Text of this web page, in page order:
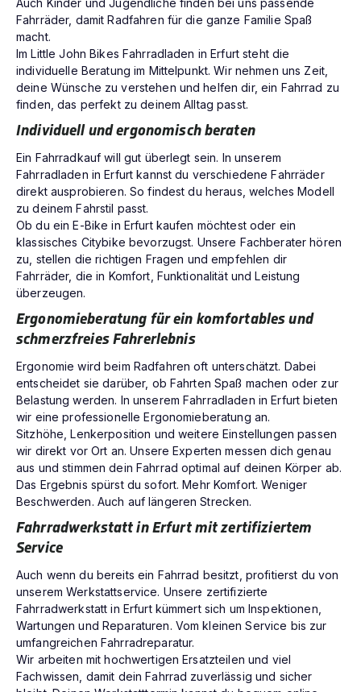
Auch Kinder und Jugendliche finden bei uns passende
Fahrräder, damit Radfahren für die ganze Familie Spaß
macht.
Im Little John Bikes Fahrradladen in Erfurt steht die
individuelle Beratung im Mittelpunkt. Wir nehmen uns Zeit,
deine Wünsche zu verstehen und helfen dir, ein Fahrrad zu
finden, das perfekt zu deinem Alltag passt.
Individuell und ergonomisch beraten
Ein Fahrradkauf will gut überlegt sein. In unserem
Fahrradladen in Erfurt kannst du verschiedene Fahrräder
direkt ausprobieren. So findest du heraus, welches Modell
zu deinem Fahrstil passt.
Ob du ein E-Bike in Erfurt kaufen möchtest oder ein
klassisches Citybike bevorzugst. Unsere Fachberater hören
zu, stellen die richtigen Fragen und empfehlen dir
Fahrräder, die in Komfort, Funktionalität und Leistung
überzeugen.
Ergonomieberatung für ein komfortables und
schmerzfreies Fahrerlebnis
Ergonomie wird beim Radfahren oft unterschätzt. Dabei
entscheidet sie darüber, ob Fahrten Spaß machen oder zur
Belastung werden. In unserem Fahrradladen in Erfurt bieten
wir eine professionelle Ergonomieberatung an.
Sitzhöhe, Lenkerposition und weitere Einstellungen passen
wir direkt vor Ort an. Unsere Experten messen dich genau
aus und stimmen dein Fahrrad optimal auf deinen Körper ab.
Das Ergebnis spürst du sofort. Mehr Komfort. Weniger
Beschwerden. Auch auf längeren Strecken.
Fahrradwerkstatt in Erfurt mit zertifiziertem
Service
Auch wenn du bereits ein Fahrrad besitzt, profitierst du von
unserem Werkstattservice. Unsere zertifizierte
Fahrradwerkstatt in Erfurt kümmert sich um Inspektionen,
Wartungen und Reparaturen. Vom kleinen Service bis zur
umfangreichen Fahrradreparatur.
Wir arbeiten mit hochwertigen Ersatzteilen und viel
Fachwissen, damit dein Fahrrad zuverlässig und sicher